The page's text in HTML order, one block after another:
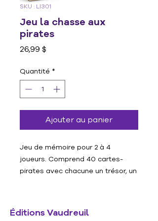
SKU : LI301
Jeu la chasse aux
pirates
26,99 $
Quantité *
Ajouter au panier
Jeu de mémoire pour 2 à 4
joueurs. Comprend 40 cartes-
pirates avec chacune un trésor, un
visible) et les 10 cartes-trésors
Éditions Vaudreuil